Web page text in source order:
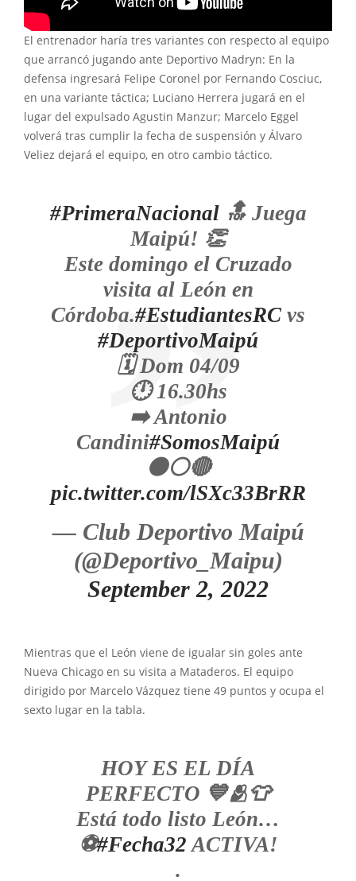
El entrenador haría tres variantes con respecto al equipo
que arrancó jugando ante Deportivo Madryn: En la
defensa ingresará Felipe Coronel por Fernando Cosciuc,
en una variante táctica; Luciano Herrera jugará en el
lugar del expulsado Agustin Manzur; Marcelo Eggel
volverá tras cumplir la fecha de suspensión y Álvaro
Veliez dejará el equipo, en otro cambio táctico.
#PrimeraNacional🔝 Juega
Maipú! 👏
Este domingo el Cruzado
visita al León en
Córdoba.#EstudiantesRCvs
#DeportivoMaipú
🗓️ Dom 04/09
🕛 16.30hs
➡️ Antonio
Candini#SomosMaipú
⚫⚪🔴
pic.twitter.com/lSXc33BrRR
— Club Deportivo Maipú
(@Deportivo_Maipu)
September 2, 2022
Mientras que el León viene de igualar sin goles ante
Nueva Chicago en su visita a Mataderos. El equipo
dirigido por Marcelo Vázquez tiene 49 puntos y ocupa el
sexto lugar en la tabla.
HOY ES EL DÍA
PERFECTO 💙🫂👕
Está todo listo León…
⚽️#Fecha32ACTIVA!
.